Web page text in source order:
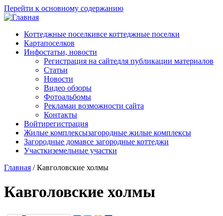
Перейти к основному содержанию
Коттеджные поселкивсе коттеджные поселки
Картапоселков
Инфостатьи, новости
Регистрация на сайтедля публикации материалов
Статьи
Новости
Видео обзоры
Фотоальбомы
Рекламаи возможности сайта
Контакты
Войтирегистрация
Жилые комплексызагородные жилые комплексы
Загородные домавсе загородные коттеджи
Участкиземельные участки
Главная /Кавголовские холмы
Кавголовские холмы